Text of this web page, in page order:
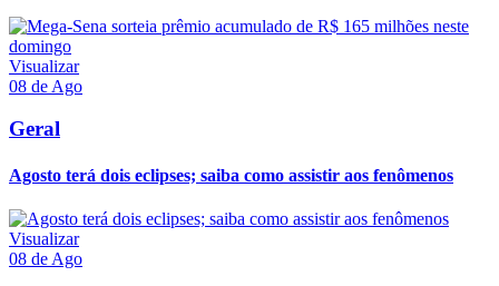
Visualizar
08 de Ago
Geral
Agosto terá dois eclipses; saiba como assistir aos fenômenos
Visualizar
08 de Ago